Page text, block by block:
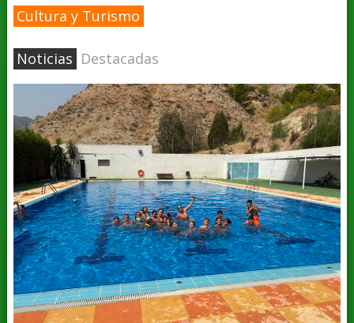
Cultura y Turismo
Noticias Destacadas